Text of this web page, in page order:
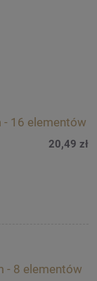
16 elementów
20,49 zł
- 8 elementów